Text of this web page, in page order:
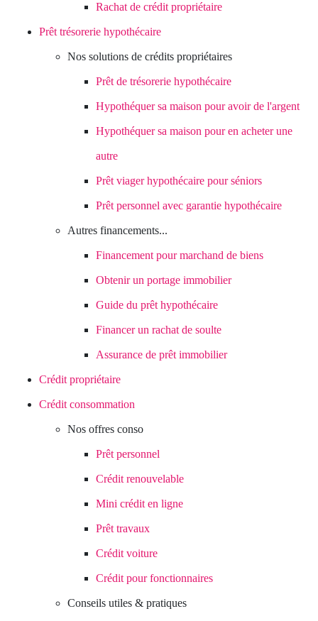
Rachat de crédit propriétaire
Prêt trésorerie hypothécaire
Nos solutions de crédits propriétaires
Prêt de trésorerie hypothécaire
Hypothéquer sa maison pour avoir de l'argent
Hypothéquer sa maison pour en acheter une
autre
Prêt viager hypothécaire pour séniors
Prêt personnel avec garantie hypothécaire
Autres financements...
Financement pour marchand de biens
Obtenir un portage immobilier
Guide du prêt hypothécaire
Financer un rachat de soulte
Assurance de prêt immobilier
Crédit propriétaire
Crédit consommation
Nos offres conso
Prêt personnel
Crédit renouvelable
Mini crédit en ligne
Prêt travaux
Crédit voiture
Crédit pour fonctionnaires
Conseils utiles & pratiques